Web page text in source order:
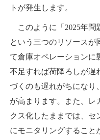
トが発生します。
このように「2025年問
という三つのリソースが
て倉庫オペレーションに
不足すれば荷降ろしが遅
づくのも遅れがちになり
が高まります。また、レ
クス化したままでは、セ
にモニタリングすること